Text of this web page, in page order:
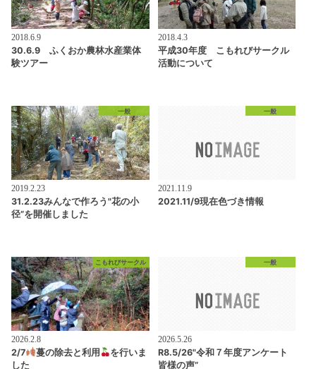
2018.6.9
30.6.9 ふくおか農林水産業体
験ツアー
2018.4.3
平成30年度 こもれびサークル
活動について
一般
2019.2.23
31.2.23みんなで作ろう"花の小
径”を開催しました
一般
2021.11.9
2021.11/9現在色づき情報
こもれびサークル
2026.2.8
2/7 蔓の除去と利用
を行いま
した
一般
2026.5.26
R8.5/26"令和７年度アンケート
皆様の声”